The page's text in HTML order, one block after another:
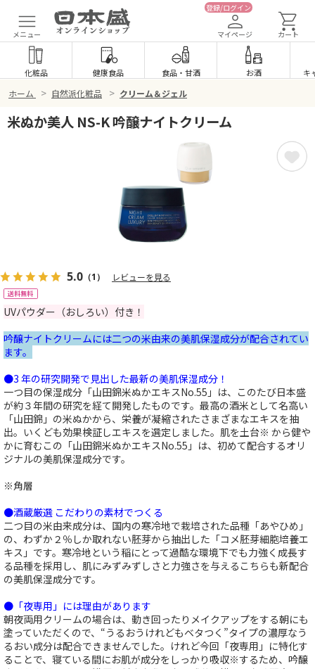
メニュー
登録/ログイン
マイページ カート
化粧品 健康食品 食品・ 甘酒 お酒 キ
ホーム > 自然派化粧品 > クリーム＆ジェル
米ぬか美人 NS-K 吟醸ナイトクリーム
5.0 （1） レビューを見る
送料無料
UVパウダー（おしろい）付き！
吟醸ナイトクリームには二つの米由来の美肌保湿成分が配合されてい
ます。
●3 年の研究開発で見出した最新の美肌保湿成分！
一つ目の保湿成分「山田錦米ぬかエキスNo.55」は、このたび日本盛
が約３年間の研究を経て開発したものです。最高の酒米として名高い
「山田錦」の米ぬかから、栄養が凝縮されたさまざまなエキスを抽
出。いくども効果検証しエキスを選定しました。肌を土台※ から健や
かに育むこの「山田錦米ぬかエキスNo.55」は、初めて配合するオリ
ジナルの美肌保湿成分です。
※角層
●酒蔵厳選 こだわりの素材でつくる
二つ目の米由来成分は、国内の寒冷地で栽培された品種「あやひめ」
の、わずか２％しか取れない胚芽から抽出した「コメ胚芽細胞培養エ
キス」です。寒冷地という稲にとって過酷な環境下でも力強く成長す
る品種を採用し、肌にみずみずしさと力強さを与えるこちらも新配合
の美肌保湿成分です。
●「夜専用」には理由があります
朝夜両用クリームの場合は、動き回ったりメイクアップをする朝にも
塗っていただくので、“うるおうけれどもベタつく”タイプの濃厚なう
るおい成分は配合できませんでした。けれど今回「夜専用」に特化す
ることで、寝ている間にお肌が成分をしっかり吸収※するため、吟醸